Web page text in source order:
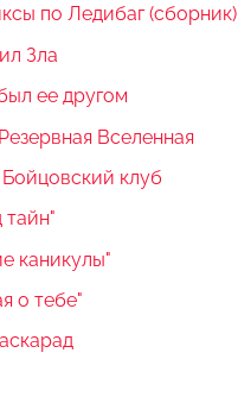
по Ледибаг (сборник)
Зла
ее другом
Вселенная
клуб
каникулы"
о тебе"